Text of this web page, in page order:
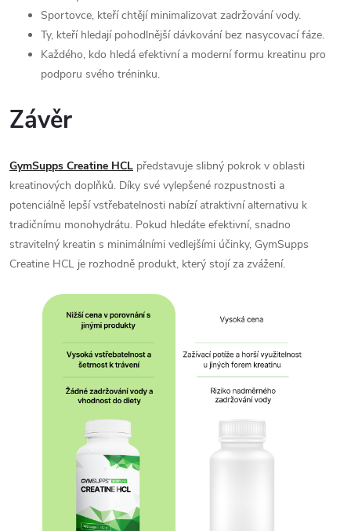
Sportovce, kteří chtějí minimalizovat zadržování vody.
Ty, kteří hledají pohodlnější dávkování bez nasycovací fáze.
Každého, kdo hledá efektivní a moderní formu kreatinu pro
podporu svého tréninku.
Závěr
GymSupps Creatine HCL představuje slibný pokrok v oblasti
kreatinových doplňků. Díky své vylepšené rozpustnosti a
potenciálně lepší vstřebatelnosti nabízí atraktivní alternativu k
tradičnímu monohydrátu. Pokud hledáte efektivní, snadno
stravitelný kreatin s minimálními vedlejšími účinky, GymSupps
Creatine HCL je rozhodně produkt, který stojí za zvážení.